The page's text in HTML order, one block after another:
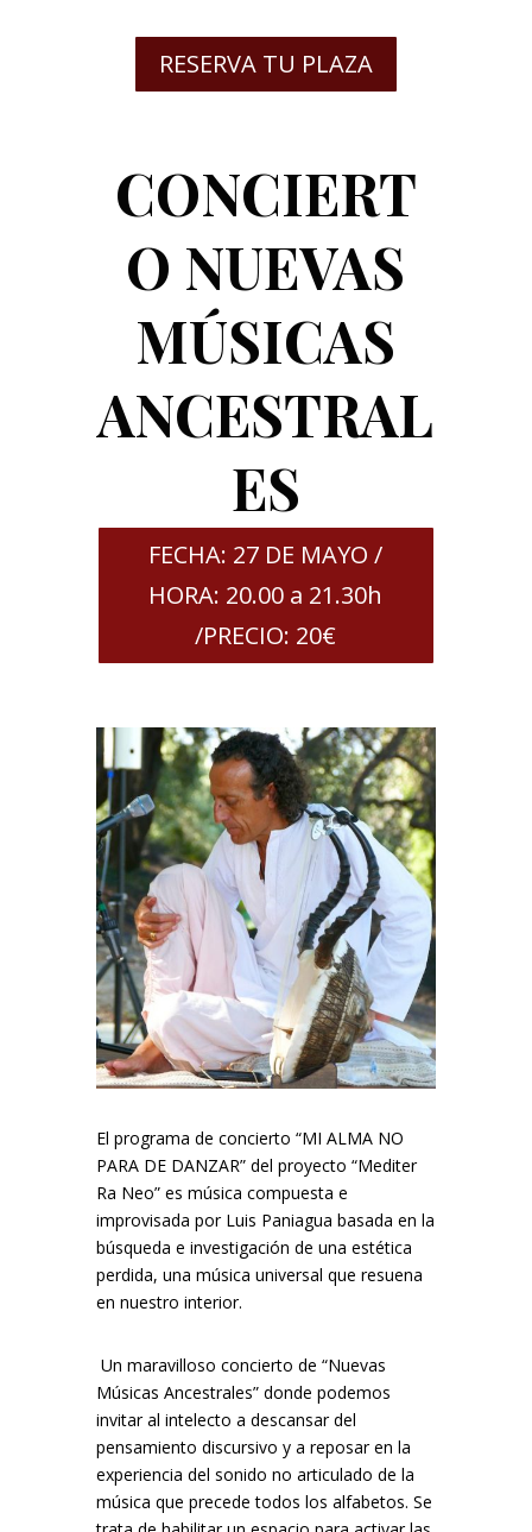
RESERVA TU PLAZA
CONCIERT
O NUEVAS
MÚSICAS
ANCESTRAL
ES
FECHA: 27 DE MAYO /
HORA: 20.00 a 21.30h
/PRECIO: 20€
El programa de concierto “MI ALMA NO
PARA DE DANZAR” del proyecto “Mediter
Ra Neo” es música compuesta e
improvisada por Luis Paniagua basada en la
búsqueda e investigación de una estética
perdida, una música universal que resuena
en nuestro interior.
Un maravilloso concierto de “Nuevas
Músicas Ancestrales” donde podemos
invitar al intelecto a descansar del
pensamiento discursivo y a reposar en la
experiencia del sonido no articulado de la
música que precede todos los alfabetos. Se